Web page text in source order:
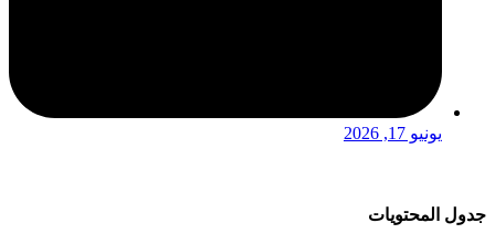
يونيو 17, 2026
جدول المحتويات